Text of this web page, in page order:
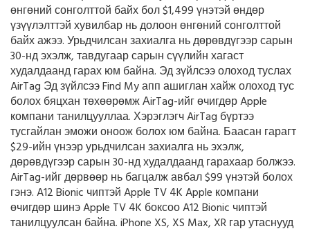
өнгөний сонголттой байх бол $1,499 үнэтэй өндөр
үзүүлэлттэй хувилбар нь долоон өнгөний сонголттой
байх ажээ. Урьдчилсан захиалга нь дөрөвдүгээр сарын
30-нд эхэлж, тавдугаар сарын сүүлийн хагаст
худалдаанд гарах юм байна. Эд зүйлсээ олоход туслах
AirTag Эд зүйлсээ Find My апп ашиглан хайж олоход тус
болох бяцхан төхөөрөмж АirTag-ийг өчигдөр Apple
компани танилцууллаа. Хэрэглэгч AirTag бүртээ
тусгайлан эможи оноож болох юм байна. Баасан гарагт
$29-ийн үнээр урьдчилсан захиалга нь эхэлж,
дөрөвдүгээр сарын 30-нд худалдаанд гарахаар болжээ.
AirTag-ийг дөрвөөр нь багцалж авбал $99 үнэтэй болох
гэнэ. A12 Bionic чиптэй Apple TV 4K Apple компани
өчигдөр шинэ Apple TV 4K боксоо A12 Bionic чиптэй
танилцуулсан байна. iPhone XS, XS Max, XR гар утаснууд